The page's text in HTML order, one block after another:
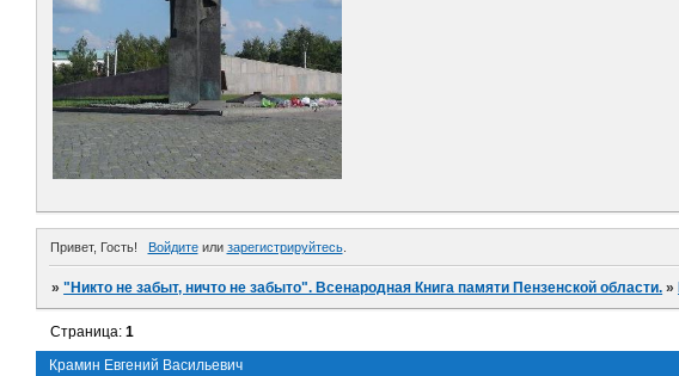
Привет, Гость! Войдитеили зарегистрируйтесь.
»"Никто не забыт, ничто не забыто". Всенародная Книга памяти Пензенской области. »
Крамин Евгений Васильевич
Страница:1